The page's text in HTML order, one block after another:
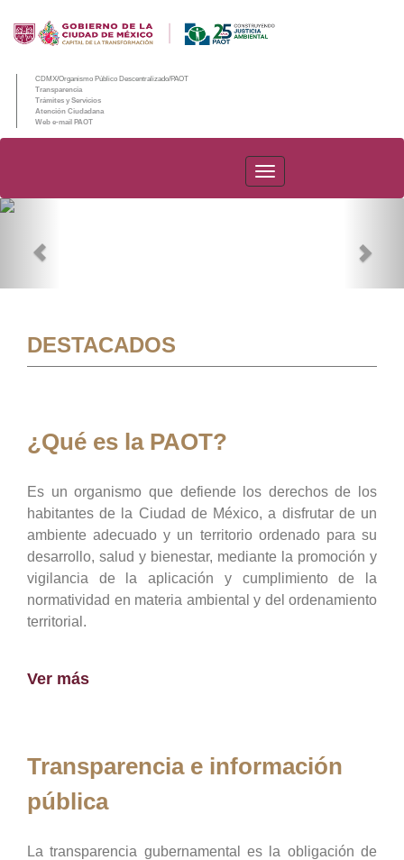
CDMX/Organismo Público Descentralizado/PAOT
Transparencia
Trámites y Servicios
Atención Ciudadana
Web e-mail PAOT
PAOT
DESTACADOS
¿Qué es la PAOT?
Es un organismo que defiende los derechos de los
habitantes de la Ciudad de México, a disfrutar de un
ambiente adecuado y un territorio ordenado para su
desarrollo, salud y bienestar, mediante la promoción y
vigilancia de la aplicación y cumplimiento de la
normatividad en materia ambiental y del ordenamiento
territorial.
Ver más
Transparencia e información
pública
La transparencia gubernamental es la obligación de